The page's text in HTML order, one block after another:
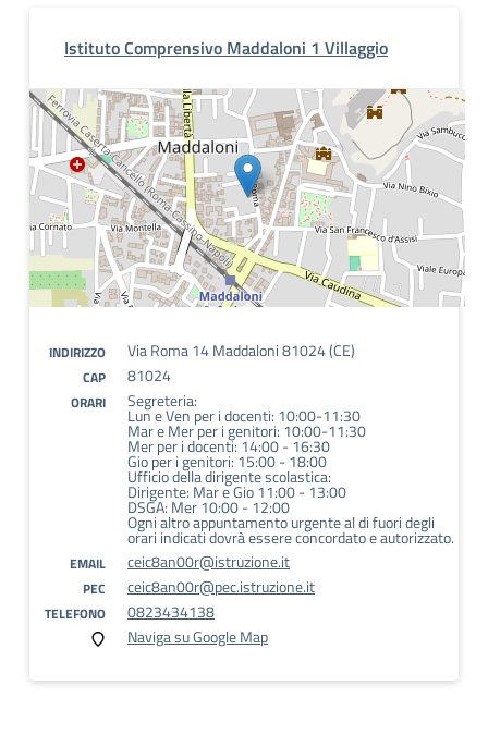
Istituto Comprensivo Maddaloni 1 Villaggio
INDIRIZZO Via Roma 14 Maddaloni 81024 (CE)
CAP 81024
ORARI Segreteria:
Lun e Ven per i docenti: 10:00-11:30
Mar e Mer per i genitori: 10:00-11:30
Mer per i docenti: 14:00 - 16:30
Gio per i genitori: 15:00 - 18:00
Ufficio della dirigente scolastica:
Dirigente: Mar e Gio 11:00 - 13:00
DSGA: Mer 10:00 - 12:00
Ogni altro appuntamento urgente al di fuori degli
orari indicati dovrà essere concordato e autorizzato.
EMAIL ceic8an00r@istruzione.it
PEC ceic8an00r@pec.istruzione.it
TELEFONO
0823434138
Naviga su Google Map